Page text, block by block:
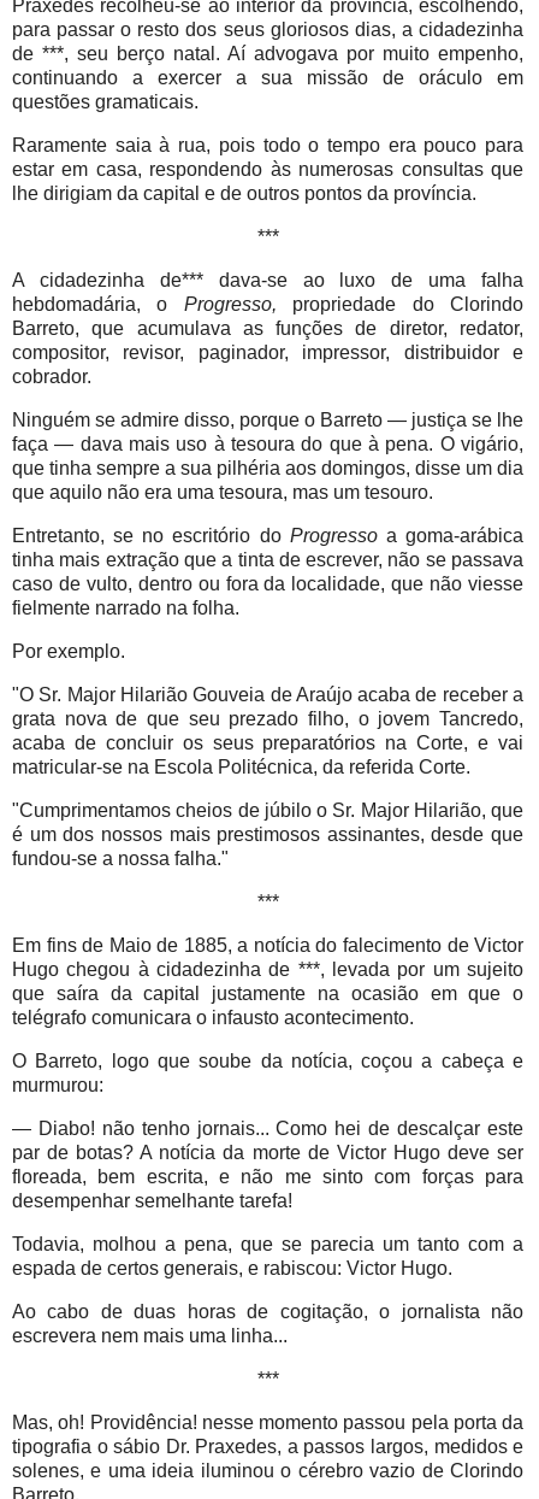
Praxedes recolheu-se ao interior da província, escolhendo,
para passar o resto dos seus gloriosos dias, a cidadezinha
de ***, seu berço natal. Aí advogava por muito empenho,
continuando a exercer a sua missão de oráculo em
questões gramaticais.
Raramente saia à rua, pois todo o tempo era pouco para
estar em casa, respondendo às numerosas consultas que
lhe dirigiam da capital e de outros pontos da província.
***
A cidadezinha de*** dava-se ao luxo de uma falha
hebdomadária, o Progresso, propriedade do Clorindo
Barreto, que acumulava as funções de diretor, redator,
compositor, revisor, paginador, impressor, distribuidor e
cobrador.
Ninguém se admire disso, porque o Barreto — justiça se lhe
faça — dava mais uso à tesoura do que à pena. O vigário,
que tinha sempre a sua pilhéria aos domingos, disse um dia
que aquilo não era uma tesoura, mas um tesouro.
Entretanto, se no escritório do Progresso a goma-arábica
tinha mais extração que a tinta de escrever, não se passava
caso de vulto, dentro ou fora da localidade, que não viesse
fielmente narrado na folha.
Por exemplo.
"O Sr. Major Hilarião Gouveia de Araújo acaba de receber a
grata nova de que seu prezado filho, o jovem Tancredo,
acaba de concluir os seus preparatórios na Corte, e vai
matricular-se na Escola Politécnica, da referida Corte.
"Cumprimentamos cheios de júbilo o Sr. Major Hilarião, que
é um dos nossos mais prestimosos assinantes, desde que
fundou-se a nossa falha."
***
Em fins de Maio de 1885, a notícia do falecimento de Victor
Hugo chegou à cidadezinha de ***, levada por um sujeito
que saíra da capital justamente na ocasião em que o
telégrafo comunicara o infausto acontecimento.
O Barreto, logo que soube da notícia, coçou a cabeça e
murmurou:
— Diabo! não tenho jornais... Como hei de descalçar este
par de botas? A notícia da morte de Victor Hugo deve ser
floreada, bem escrita, e não me sinto com forças para
desempenhar semelhante tarefa!
Todavia, molhou a pena, que se parecia um tanto com a
espada de certos generais, e rabiscou: Victor Hugo.
Ao cabo de duas horas de cogitação, o jornalista não
escrevera nem mais uma linha...
***
Mas, oh! Providência! nesse momento passou pela porta da
tipografia o sábio Dr. Praxedes, a passos largos, medidos e
solenes, e uma ideia iluminou o cérebro vazio de Clorindo